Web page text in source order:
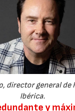
director general de
Ibérica.
y